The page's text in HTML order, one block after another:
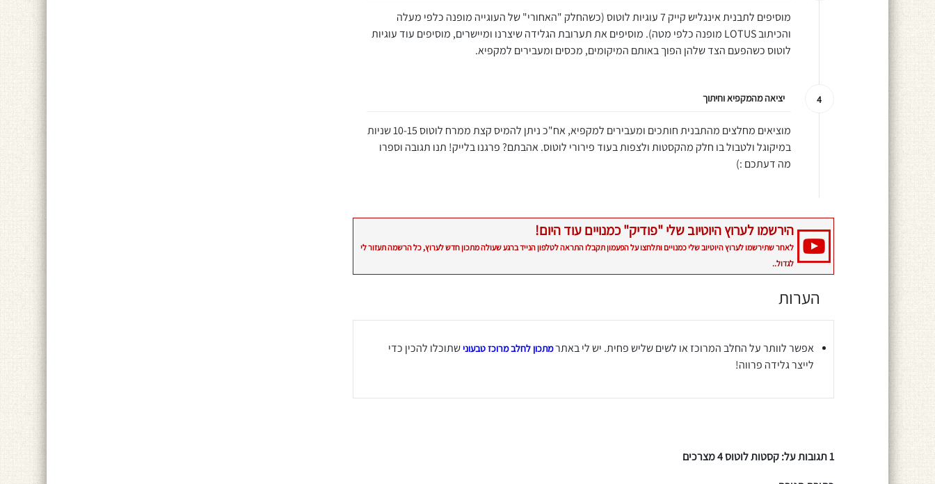
מוסיפים לתבנית אינגליש קייק 7 עוגיות לוטוס (כשהחלק "האחורי" של העוגייה מופנה כלפי מעלה
והכיתוב LOTUS מופנה כלפי מטה). מוסיפים את תערובת הגלידה שיצרנו ומיישרים, מוסיפים עוד עוגיות
לוטוס כשהפעם הצד שלהן הפוך באותם המיקומים, מכסים ומעבירים למקפיא.
4 יציאה מהמקפיא וחיתוך
מוציאים מחלצים מהתבנית חותכים ומעבירים למקפיא, אח"כ ניתן להמיס קצת ממרח לוטוס 10-15 שניות
במיקוגל ולטבול בו חלק מהקסטות ולצפות בעוד פירורי לוטוס. אהבתם? פרגנו בלייק! תנו תגובה וספרו
מה דעתכם :)
הירשמו לערוץ היוטיוב שלי "פודיק" כמנויים עוד היום!
לאחר שתירשמו לערוץ היוטיוב שלי כמנויים ותלחצו על הפעמון תקבלו התראה לטלפון הנייד ברגע שעולה מתכון חדש לערוץ, כל הרשמה תעזור לי
לגדול..
הערות
אפשר לוותר על החלב המרוכז או לשים שליש פחית. יש לי באתרמתכון לחלב מרוכז טבעוני שתוכלו להכין כדי
לייצר גלידה פרווה!
1 תגובות על: קסטות לוטוס 4 מצרכים